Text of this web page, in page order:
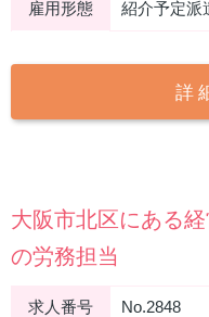
雇用形態 紹介予定派
詳
大阪市北区にある
の労務担当
求人番号 No.2848